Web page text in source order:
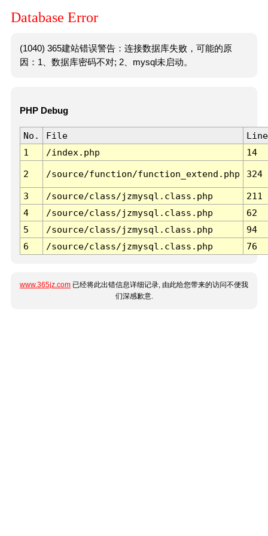
Database Error
(1040) 365建站错误警告：连接数据库失败，可能的原
因：1、数据库密码不对; 2、mysql未启动。
PHP Debug
No. File
Line
1
/index.php 14
2 /source/function/function_extend.php 324
3 /source/class/jzmysql.class.php
211
4
/source/class/jzmysql.class.php
62
5
/source/class/jzmysql.class.php
94
6
/source/class/jzmysql.class.php 76
www.365jz.com 已经将此出错信息详细记录, 由此给您带来的访问不便我
们深感歉意.